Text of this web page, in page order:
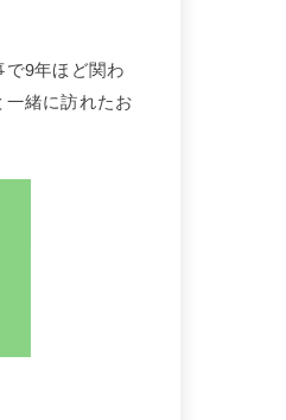
で9年ほど関わ
一緒に訪れたお